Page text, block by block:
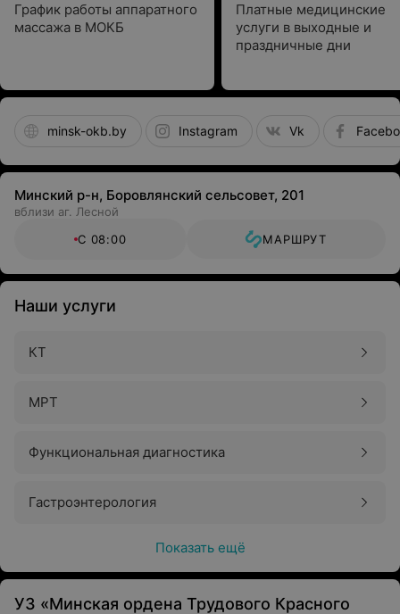
График работы аппаратного
массажа в МОКБ
Платные медицинские
услуги в выходные и
праздничные дни
minsk-okb.by Instagram Vk
Минский р-н, Боровлянский сельсовет, 201
вблизи аг. Лесной
С 08:00
МАРШРУТ
Наши услуги
КТ
МРТ
Функциональная диагностика
Гастроэнтерология
Показать ещё
УЗ «Минская ордена Трудового Красного